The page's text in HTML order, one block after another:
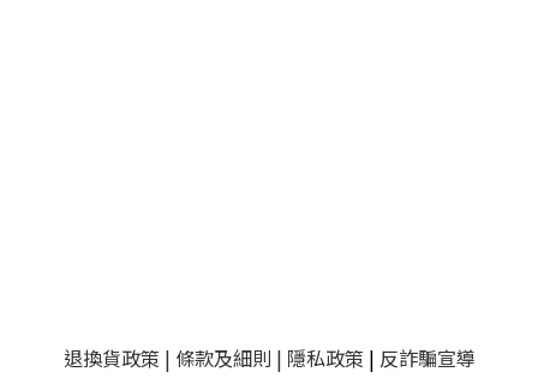
退換貨政策 | 條款及細則 | 隱私政策 | 反詐騙宣導